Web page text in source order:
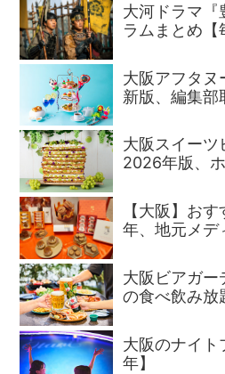
大河ドラマ『
ラムまとめ【
大阪アフタ
新版、編集
大阪スイーツ
2026年版、
【大阪】お
年、地元メ
大阪ビアガー
の食べ飲み
大阪のナイ
年】